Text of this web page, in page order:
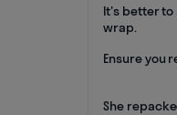
It's better
wrap.
Ensure you
She